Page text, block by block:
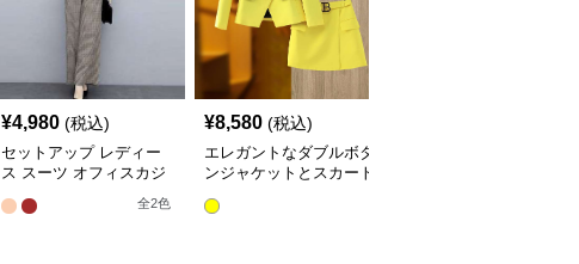
¥4,980 (税込)
セットアップ レディー
ス スーツ オフィスカジ
ュアルチェック柄ジャケ
ット&ワイドパンツ
全2色
¥8,580 (税込)
エレガントなダブルボタ
ンジャケットとスカート